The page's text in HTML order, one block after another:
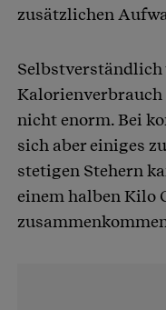
zusätzlichen
Selbstverständlich
Kalorienverbrauch
nicht enorm. Bei
sich aber einiges
stetigen Stehern
einem halben Kilo